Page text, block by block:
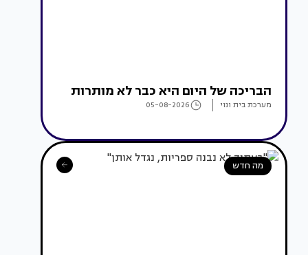
הבריכה של היום היא כבר לא מותרות
מערכת בית ונוי 05-08-2026
מה חדש